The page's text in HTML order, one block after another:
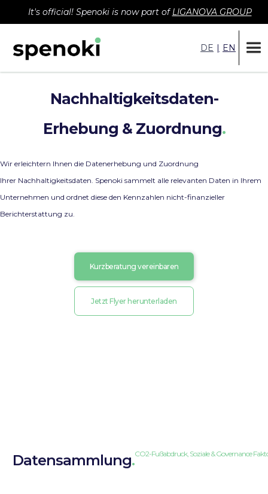
DE | EN
Nachhaltigkeitsdaten-
Erhebung & Zuordnung.
Wir erleichtern Ihnen die Datenerhebung und Zuordnung
Ihrer Nachhaltigkeitsdaten. Spenoki sammelt alle relevanten Daten in Ihrem
Unternehmen und ordnet diese den Kennzahlen nicht-finanzieller
Berichterstattung zu.
Kurzberatung vereinbaren
Jetzt Flyer herunterladen
Datensammlung.CO2-Fußabdruck, Soziale & Governance
It's official! Spenoki is now part ofLIGANOVA GROUP